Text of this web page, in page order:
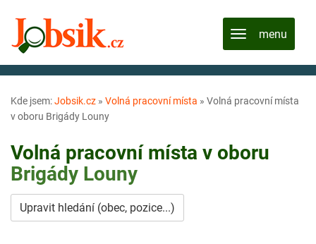
Kde jsem:Jobsik.cz » Volná pracovní místa » Volná pracovní místa
v oboru Brigády Louny
Volná pracovní místa v oboru
Brigády Louny
Upravit hledání (obec, pozice...)